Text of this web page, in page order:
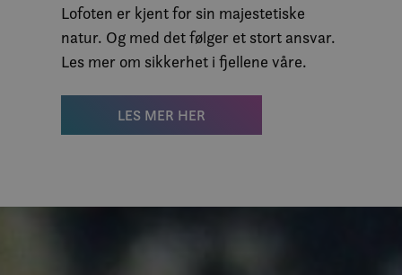
Lofoten er kjent for sin majestetiske
natur. Og med det følger et stort ansvar.
Les mer om sikkerhet i fjellene våre.
LES MER HER